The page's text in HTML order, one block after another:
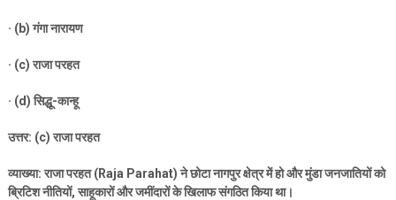
· (b)गंगा नारायण
· (c)राजा परहत
· (d)सिद्धू-कान्हू
उत्तर: (c)राजा परहत
व्याख्या: राजा परहत (Raja Parahat)ने छोटा नागपुर क्षेत्र में हो और मुंडा जनजातियों को
ब्रिटिश नीतियों,साहूकारों और जमींदारों के खिलाफ संगठित किया था।